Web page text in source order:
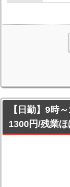
【日勤】9時
1300円/残業